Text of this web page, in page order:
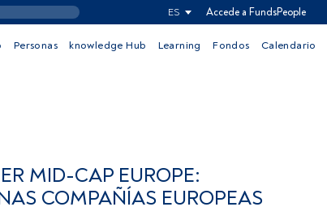
ES Accede a FundsPeople
Personas knowledge Hub Learning Fondos Calendario
MID-CAP EUROPE:
COMPAÑÍAS EUROPEAS